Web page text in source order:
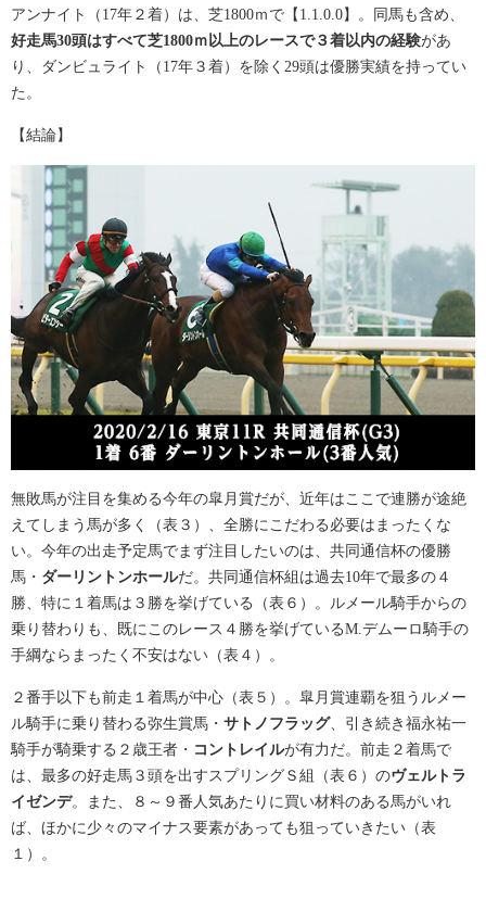
アンナイト（17年２着）は、芝1800ｍで【1.1.0.0】。同馬も含め、
好走馬30頭はすべて芝1800ｍ以上のレースで３着以内の経験があ
り、ダンビュライト（17年３着）を除く29頭は優勝実績を持ってい
た。
【結論】
無敗馬が注目を集める今年の皐月賞だが、近年はここで連勝が途絶
えてしまう馬が多く（表３）、全勝にこだわる必要はまったくな
い。今年の出走予定馬でまず注目したいのは、共同通信杯の優勝
馬・ ダーリントンホールだ。共同通信杯組は過去10年で最多の４
勝、特に１着馬は３勝を挙げている（表６）。ルメール騎手からの
乗り替わりも、既にこのレース４勝を挙げているM.デムーロ騎手の
手綱ならまったく不安はない（表４）。
２番手以下も前走１着馬が中心（表５）。皐月賞連覇を狙うルメー
ル騎手に乗り替わる弥生賞馬・ サトノフラッグ、引き続き福永祐一
騎手が騎乗する２歳王者・ コントレイルが有力だ。前走２着馬で
は、最多の好走馬３頭を出すスプリングＳ組（表６）のヴェルトラ
イゼンデ。また、８～９番人気あたりに買い材料のある馬がいれ
ば、ほかに少々のマイナス要素があっても狙っていきたい（表
１）。